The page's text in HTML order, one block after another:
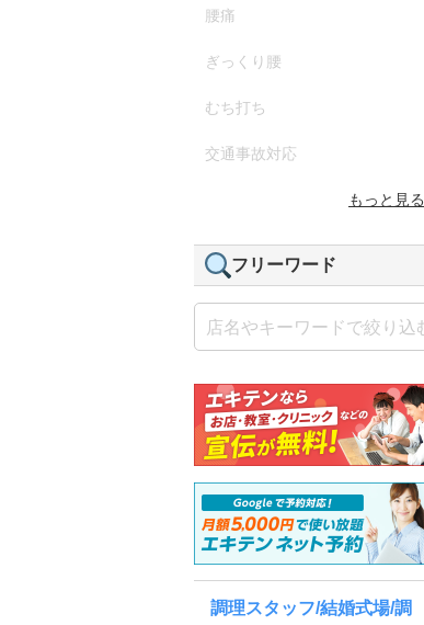
腰痛
ぎっくり腰
むち打ち
交通事故対応
もっと見る
フリーワード
調理スタッフ/結婚式場/調